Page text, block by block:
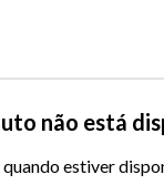
não está
estiver